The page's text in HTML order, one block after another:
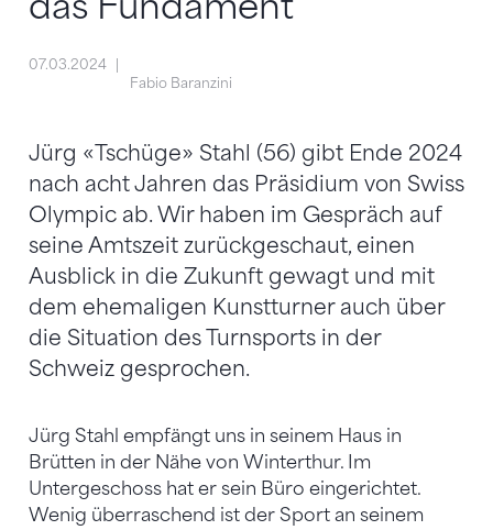
07.03.2024
Fabio Baranzini
Jürg «Tschüge» Stahl (56) gibt Ende 2024
nach acht Jahren das Präsidium von Swiss
Olympic ab. Wir haben im Gespräch auf
seine Amtszeit zurückgeschaut, einen
Ausblick in die Zukunft gewagt und mit
dem ehemaligen Kunstturner auch über
die Situation des Turnsports in der
Schweiz gesprochen.
Jürg Stahl empfängt uns in seinem Haus in
Brütten in der Nähe von Winterthur. Im
Untergeschoss hat er sein Büro eingerichtet.
Wenig überraschend ist der Sport an seinem